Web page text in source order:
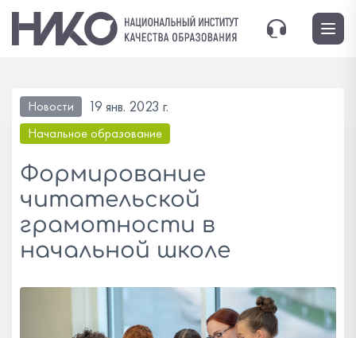
Новости 19 янв. 2023 г.
Начальное образование
Формирование
читательской
грамотности в
начальной школе